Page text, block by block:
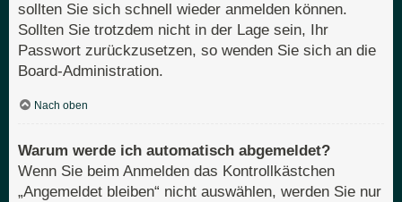
sollten Sie sich schnell wieder anmelden können.
Sollten Sie trotzdem nicht in der Lage sein, Ihr
Passwort zurückzusetzen, so wenden Sie sich an die
Board-Administration.
Nach oben
Warum werde ich automatisch abgemeldet?
Wenn Sie beim Anmelden das Kontrollkästchen
„Angemeldet bleiben“ nicht auswählen, werden Sie nur